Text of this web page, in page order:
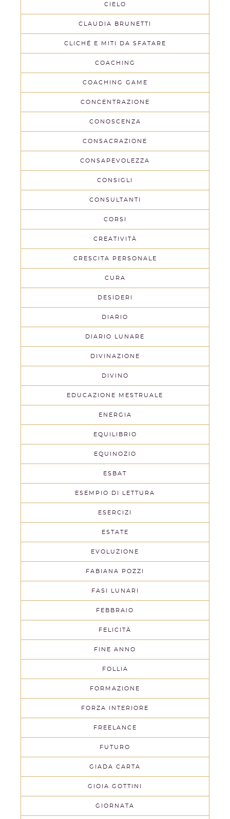
CIELO
CLAUDIA BRUNETTI
CLICHÉ E MITI DA SFATARE
COACHING
COACHING GAME
CONCENTRAZIONE
CONOSCENZA
CONSACRAZIONE
CONSAPEVOLEZZA
CONSIGLI
CONSULTANTI
CORSI
CREATIVITÀ
CRESCITA PERSONALE
CURA
DESIDERI
DIARIO
DIARIO LUNARE
DIVINAZIONE
DIVINO
EDUCAZIONE MESTRUALE
ENERGIA
EQUILIBRIO
EQUINOZIO
ESBAT
ESEMPIO DI LETTURA
ESERCIZI
ESTATE
EVOLUZIONE
FABIANA POZZI
FASI LUNARI
FEBBRAIO
FELICITÀ
FINE ANNO
FOLLIA
FORMAZIONE
FORZA INTERIORE
FREELANCE
FUTURO
GIADA CARTA
GIOIA GOTTINI
GIORNATA